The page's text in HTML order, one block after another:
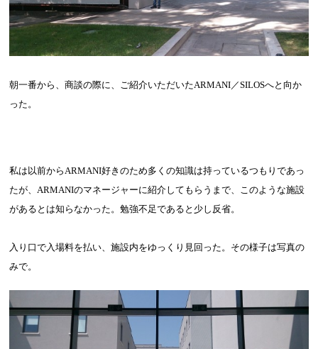
朝一番から、商談の際に、ご紹介いただいたARMANI ／SILOSへと向か
った。
私は以前から ARMANI好きのため多くの知識は持っているつもりであっ
たが、 ARMANIのマネージャーに紹介してもらうまで、このような施設
があるとは知らなかった。勉強不足であると少し反省。
入り口で入場料を払い、施設内をゆっくり見回った。その様子は写真の
みで。